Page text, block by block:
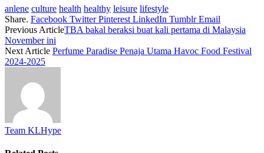
anlene culture health healthy leisure lifestyle
Share. Facebook Twitter Pinterest LinkedIn Tumblr Email
Previous ArticleTBA bakal beraksi buat kali pertama di Malaysia
November ini
Next Article Perfume Paradise Penaja Utama Havoc Food Festival
2024-2025
Team KLHype